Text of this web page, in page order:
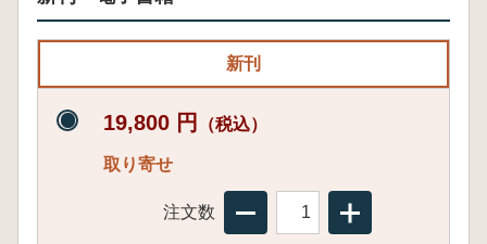
新刊
19,800 円 （税込）
取り寄せ
注文数